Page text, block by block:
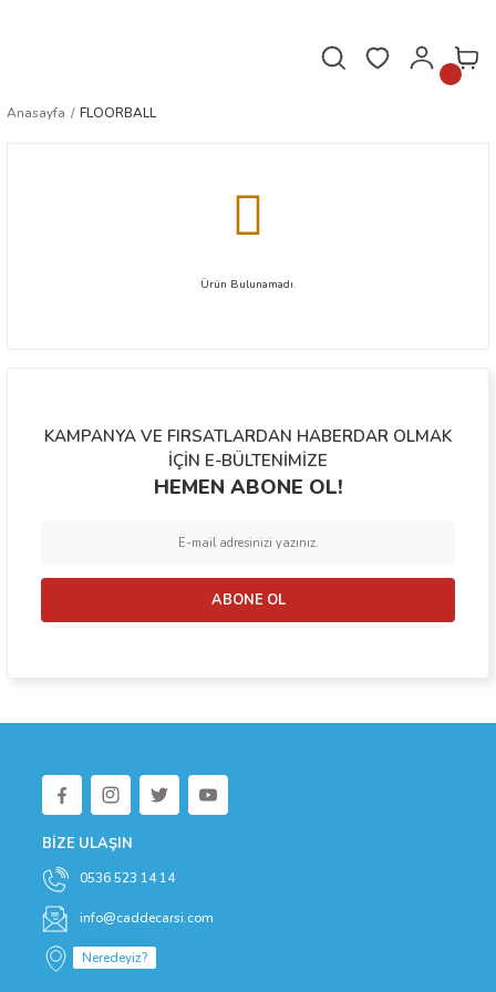
Anasayfa FLOORBALL
Ürün Bulunamadı.
KAMPANYA VE FIRSATLARDAN HABERDAR OLMAK
İÇİN E-BÜLTENİMİZE
HEMEN ABONE OL!
ABONE OL
BİZE ULAŞIN
0536 523 14 14
info@caddecarsi.com
Neredeyiz?